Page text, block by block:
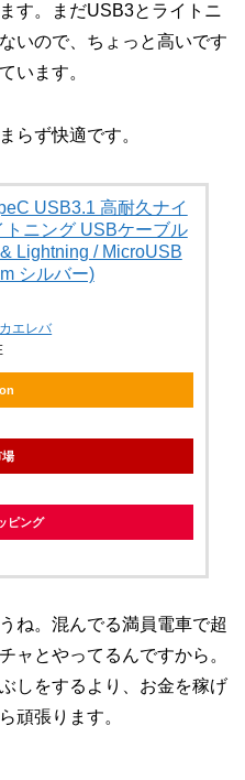
す。まだUSB3とライトニ
いので、ちょっと高いです
います。
らず快適です。
USB3.1 高耐久ナイ
トニング USBケーブル
Lightning / MicroUSB
シルバー)
カエレバ
場
ピング
ね。混んでる満員電車で超
ャとやってるんですから。
しをするより、お金を稼げ
頑張ります。